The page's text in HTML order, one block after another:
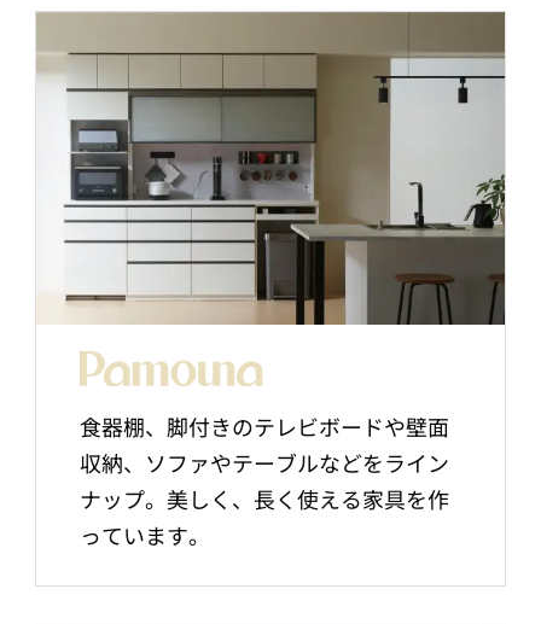
食器棚、脚付きのテレビボードや壁面
収納、ソファやテーブルなどをライン
ナップ。美しく、長く使える家具を作
っています。